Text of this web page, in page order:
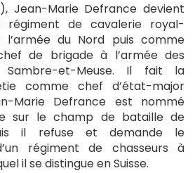
Jean-Marie Defrance devient
régiment de cavalerie royal-
du Nord puis comme
de brigade à l’armée des
et-Meuse. Il fait la
comme chef d’état-major
Marie Defrance est nommé
sur le champ de bataille de
il refuse et demande le
régiment de chasseurs à
il se distingue en Suisse.